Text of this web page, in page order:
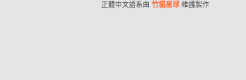
正體中文語系由 竹貓星球 維護製作